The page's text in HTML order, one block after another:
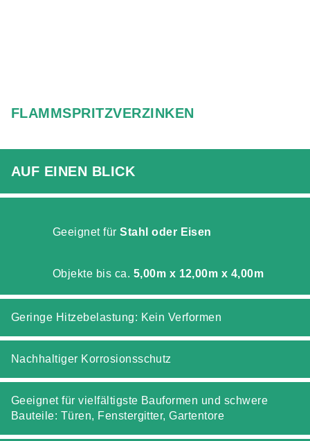
FLAMMSPRITZVERZINKEN
AUF EINEN BLICK
Geeignet fürStahl oder Eisen
Objekte bis ca. 5,00m x 12,00m x 4,00m
Geringe Hitzebelastung: Kein Verformen
Nachhaltiger Korrosionsschutz
Geeignet für vielfältigste Bauformen und schwere
Bauteile: Türen, Fenstergitter, Gartentore